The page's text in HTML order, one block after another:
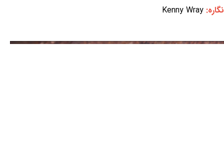
نگاره: Kenny Wray